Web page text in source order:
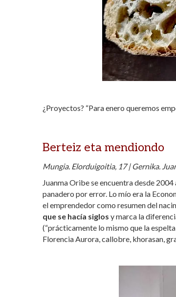
¿Proyectos? “Para enero queremos
Berteiz eta mendiondo
Mungia. Elorduigoitia, 17 | Gernika.
Juanma Oribe se encuentra desde
panadero por error. Lo mío era la
el emprendedor como resumen del
que se hacía siglos y marca la
(“prácticamente lo mismo que la
Florencia Aurora, callobre, khorasan,